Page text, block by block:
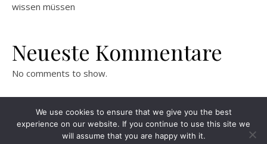
wissen müssen
Neueste Kommentare
No comments to show.
We use cookies to ensure that we give you the best
experience on our website. If you continue to use this site we
will assume that you are happy with it.